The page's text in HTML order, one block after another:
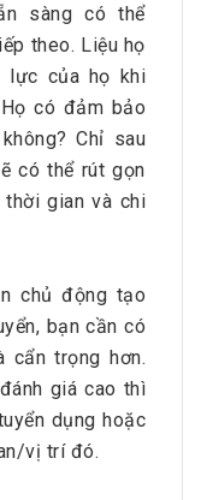
sàng có thể
theo. Liệu họ
lực của họ khi
có đảm bảo
Chỉ sau
có thể rút gọn
gian và chi
chủ động tạo
bạn cần có
cẩn trọng hơn.
giá cao thì
dụng hoặc
vị trí đó.